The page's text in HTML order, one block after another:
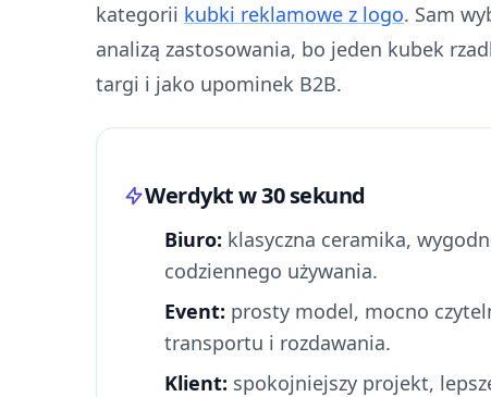
kategorii kubki reklamowe z logo. Sam
analizą zastosowania, bo jeden kubek
targi i jako upominek B2B.
Werdykt w 30 sekund
Biuro: klasyczna ceramika,
codziennego używania.
Event: prosty model, mocno
transportu i rozdawania.
Klient: spokojniejszy projekt,